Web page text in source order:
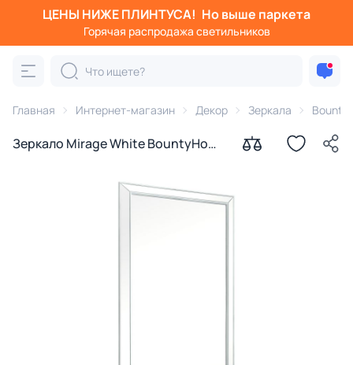
ЦЕНЫ НИЖЕ ПЛИНТУСА! Но выше паркета
Горячая распродажа светильников
Главная Интернет-магазин Декор Зеркала
Зеркало Mirage White BountyHome